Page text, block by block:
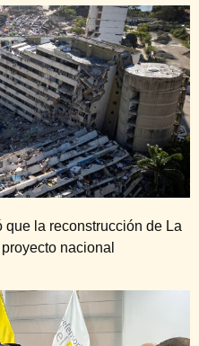
la reconstrucción de La
nacional